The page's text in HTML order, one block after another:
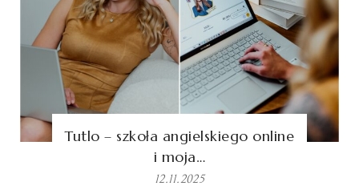
Tutlo – szkoła angielskiego online
i moja…
12.11.2025